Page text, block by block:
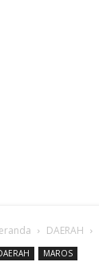
DAERAH
MAROS